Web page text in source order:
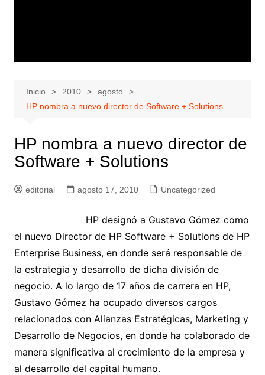
Inicio 2010
agosto
HP nombra a nuevo director de Software + Solutions
HP nombra a nuevo director de
Software + Solutions
editorial agosto 17, 2010 Uncategorized
HP designó a Gustavo Gómez como
el nuevo Director de HP Software + Solutions de HP
Enterprise Business, en donde será responsable de
la estrategia y desarrollo de dicha división de
negocio. A lo largo de 17 años de carrera en HP,
Gustavo Gómez ha ocupado diversos cargos
relacionados con Alianzas Estratégicas, Marketing y
Desarrollo de Negocios, en donde ha colaborado de
manera significativa al crecimiento de la empresa y
al desarrollo del capital humano.